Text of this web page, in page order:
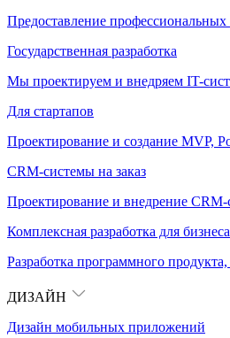
Предоставление профессиональных
Государственная разработка
Мы проектируем и внедряем IT-
Для стартапов
Проектирование и создание MVP,
CRM-системы на заказ
Проектирование и внедрение
Комплексная разработка для бизнеса
Разработка программного
ДИЗАЙН
Дизайн мобильных приложений